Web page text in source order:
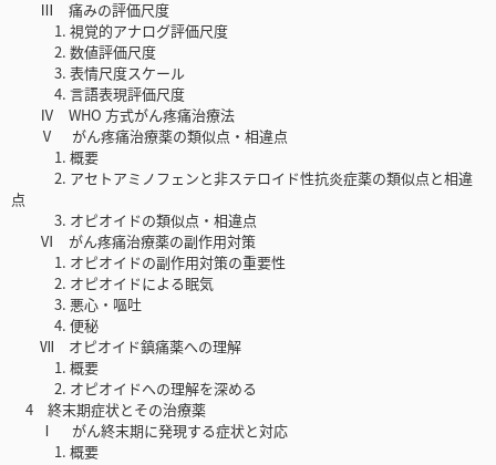
Ⅲ 痛みの評価尺度
1. 視覚的アナログ評価尺度
2. 数値評価尺度
3. 表情尺度スケール
4. 言語表現評価尺度
Ⅳ WHO 方式がん疼痛治療法
Ⅴ がん疼痛治療薬の類似点・相違点
1. 概要
2. アセトアミノフェンと非ステロイド性抗炎症薬の類似点と相違
点
3. オピオイドの類似点・相違点
Ⅵ がん疼痛治療薬の副作用対策
1. オピオイドの副作用対策の重要性
2. オピオイドによる眠気
3. 悪心・嘔吐
4. 便秘
Ⅶ オピオイド鎮痛薬への理解
1. 概要
2. オピオイドへの理解を深める
4 終末期症状とその治療薬
Ⅰ がん終末期に発現する症状と対応
1. 概要